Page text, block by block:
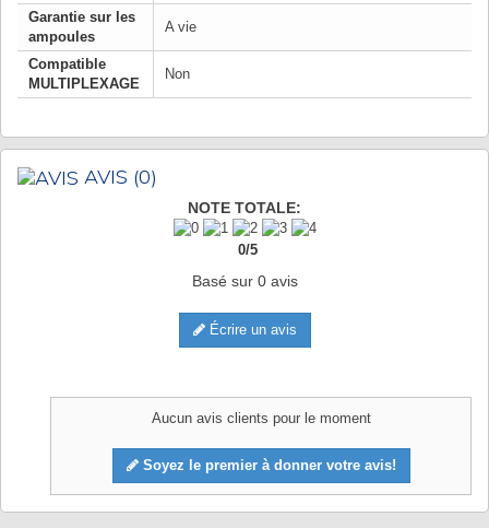
Garantie sur les
ampoules
A vie
Compatible
MULTIPLEXAGE
Non
AVIS (0)
NOTE TOTALE:
0/5
Basé sur 0avis
Écrire un avis
Aucun avis clients pour le moment
Soyez le premier à donner votre avis!